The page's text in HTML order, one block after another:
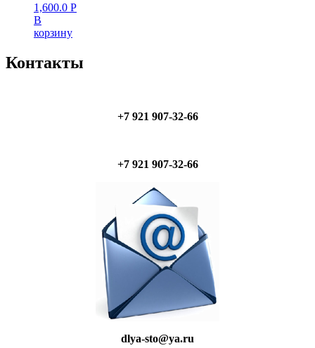
1,600.0 Р
В
корзину
Контакты
+7 921 907-32-66
+7 921 907-32-66
dlya-sto@ya.ru